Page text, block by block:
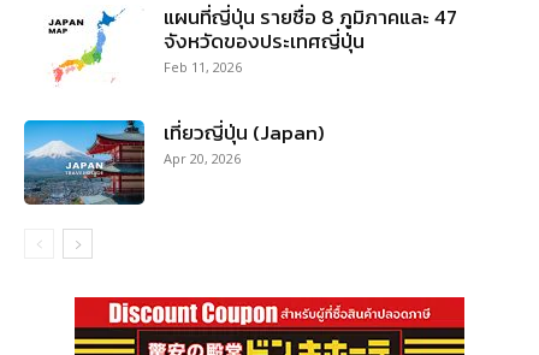
แผนที่ญี่ปุ่น รายชื่อ 8 ภูมิภาคและ 47
จังหวัดของประเทศญี่ปุ่น
Feb 11, 2026
เที่ยวญี่ปุ่น (Japan)
Apr 20, 2026